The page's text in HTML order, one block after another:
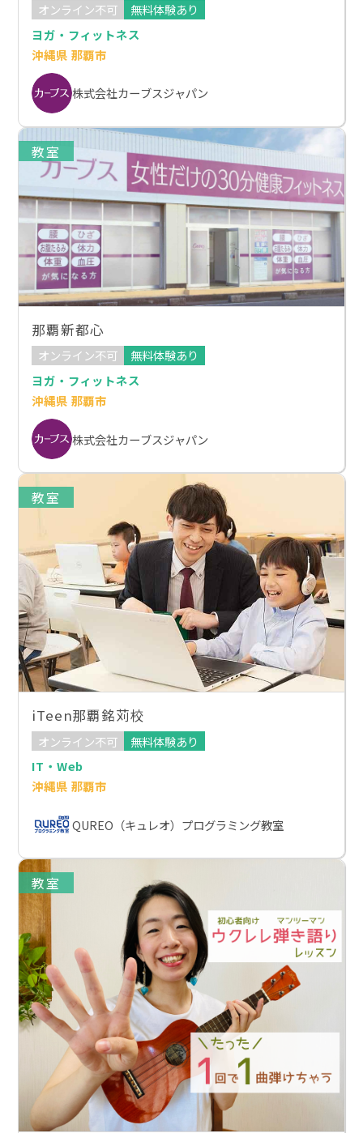
オンライン不可
無料体験あり
ヨガ・フィットネス
沖縄県 那覇市
株式会社カーブスジャパン
教室
那覇新都心
オンライン不可
無料体験あり
ヨガ・フィットネス
沖縄県 那覇市
株式会社カーブスジャパン
教室
iTeen那覇銘苅校
オンライン不可
無料体験あり
IT・Web
沖縄県 那覇市
QUREO（キュレオ）プログラミング教室
教室